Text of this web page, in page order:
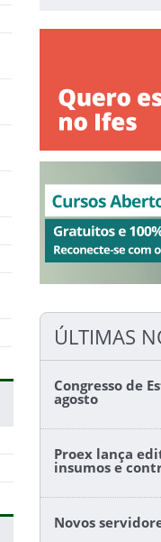
ÚLTIMAS
Congresso de
agosto
Proex lança
insumos e
Novos